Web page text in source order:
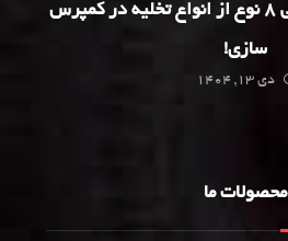
نحوه تخلیه بار کمپرسی 8 نوع از انواع تخلیه در کمپرس
سازی!
دی 13, 1404
محصولات ما